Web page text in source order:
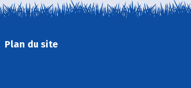
Plan du site